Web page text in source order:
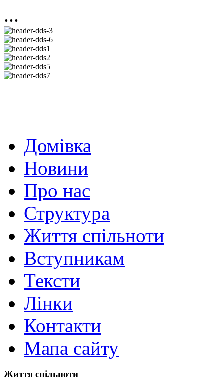
...
Домівка
Новини
Про нас
Структура
Життя спільноти
Вступникам
Тексти
Лінки
Контакти
Мапа сайту
Життя спільноти